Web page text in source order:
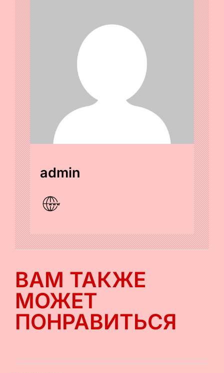
admin
ВАМ ТАКЖЕ
МОЖЕТ
ПОНРАВИТЬСЯ